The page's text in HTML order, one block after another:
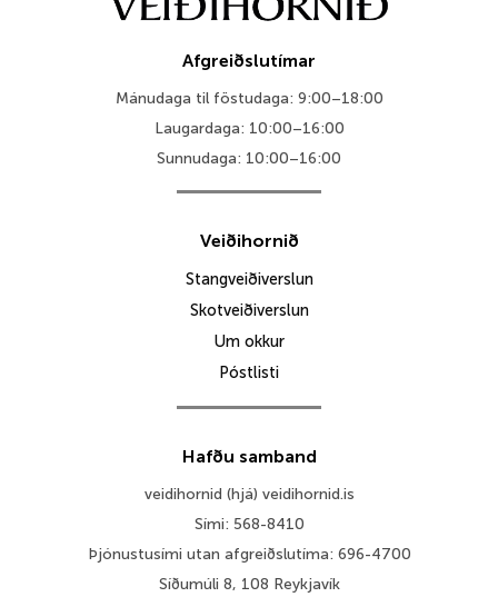
Afgreiðslutímar
Mánudaga til föstudaga: 9:00–18:00
Laugardaga: 10:00–16:00
Sunnudaga: 10:00–16:00
Veiðihornið
Stangveiðiverslun
Skotveiðiverslun
Um okkur
Póstlisti
Hafðu samband
veidihornid (hjá) veidihornid.is
Sími: 568-8410
Þjónustusími utan afgreiðslutíma: 696-4700
Síðumúli 8, 108 Reykjavík